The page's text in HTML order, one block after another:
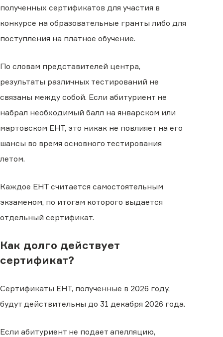
полученных сертификатов для участия в
конкурсе на образовательные гранты либо для
поступления на платное обучение.
По словам представителей центра,
результаты различных тестирований не
связаны между собой. Если абитуриент не
набрал необходимый балл на январском или
мартовском ЕНТ, это никак не повлияет на его
шансы во время основного тестирования
летом.
Каждое ЕНТ считается самостоятельным
экзаменом, по итогам которого выдается
отдельный сертификат.
Как долго действует
сертификат?
Сертификаты ЕНТ, полученные в 2026 году,
будут действительны до 31 декабря 2026 года.
Если абитуриент не подает апелляцию,